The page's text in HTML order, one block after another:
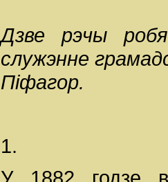
Дзве рэчы
служэнне
Піфагор.
1.